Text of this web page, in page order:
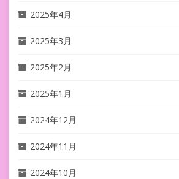
2025年4月
2025年3月
2025年2月
2025年1月
2024年12月
2024年11月
2024年10月